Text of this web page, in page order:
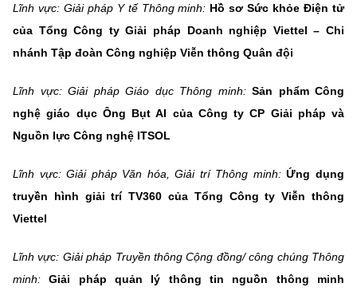
Lĩnh vực: Giải pháp Y tế Thông minh: Hồ sơ Sức khỏe Điện tử
của Tổng Công ty Giải pháp Doanh nghiệp Viettel – Chi
nhánh Tập đoàn Công nghiệp Viễn thông Quân đội
Lĩnh vực: Giải pháp Giáo dục Thông minh: Sản phẩm Công
nghệ giáo dục Ông Bụt AI của Công ty CP Giải pháp và
Nguồn lực Công nghệ ITSOL
Lĩnh vực: Giải pháp Văn hóa, Giải trí Thông minh:Ứng dụng
truyền hình giải trí TV360 của Tổng Công ty Viễn thông
Viettel
Lĩnh vực: Giải pháp Truyền thông Cộng đồng/ công chúng Thông
minh:Giải pháp quản lý thông tin nguồn thông minh